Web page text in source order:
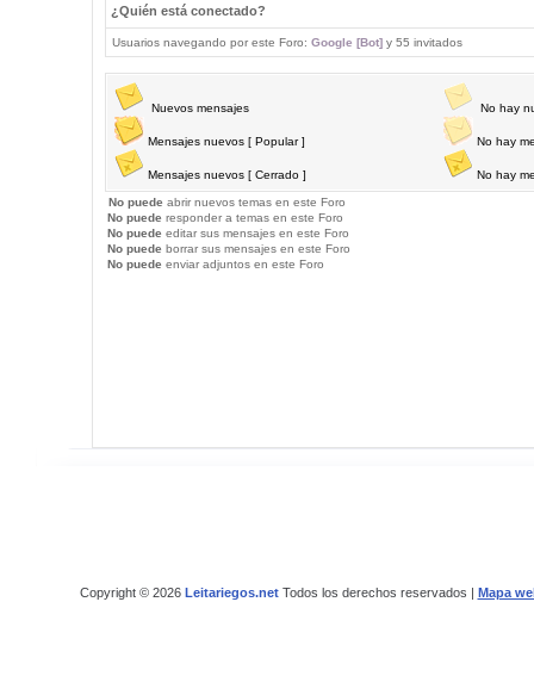
¿Quién está conectado?
Usuarios navegando por este Foro: Google [Bot]y 55 invitados
Nuevos mensajes
Mensajes nuevos [ Popular ]
Mensajes nuevos [ Cerrado ]
No hay
No hay
No hay
No puede abrir nuevos temas en este Foro
No puede responder a temas en este Foro
No puede editar sus mensajes en este Foro
No puede borrar sus mensajes en este Foro
No puede enviar adjuntos en este Foro
Copyright © 2026 Leitariegos.netTodos los derechos reservados | Mapa